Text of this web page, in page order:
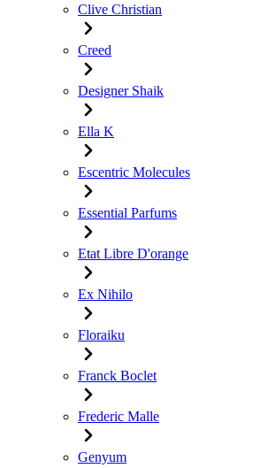
Clive Christian
Creed
Designer Shaik
Ella K
Escentric Molecules
Essential Parfums
Etat Libre D'orange
Ex Nihilo
Floraiku
Franck Boclet
Frederic Malle
Genyum